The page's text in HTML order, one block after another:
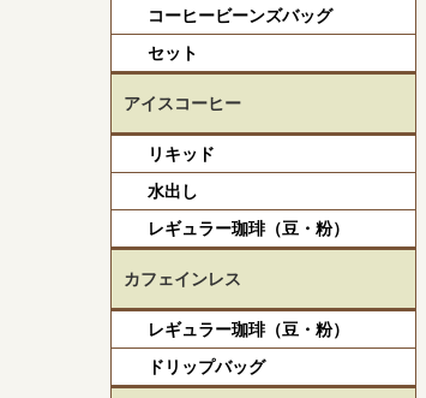
コーヒービーンズバッグ
セット
アイスコーヒー
リキッド
水出し
レギュラー珈琲（豆・粉）
カフェインレス
レギュラー珈琲（豆・粉）
ドリップバッグ